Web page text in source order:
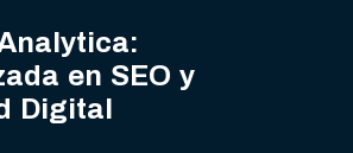
en SEO y
Digital